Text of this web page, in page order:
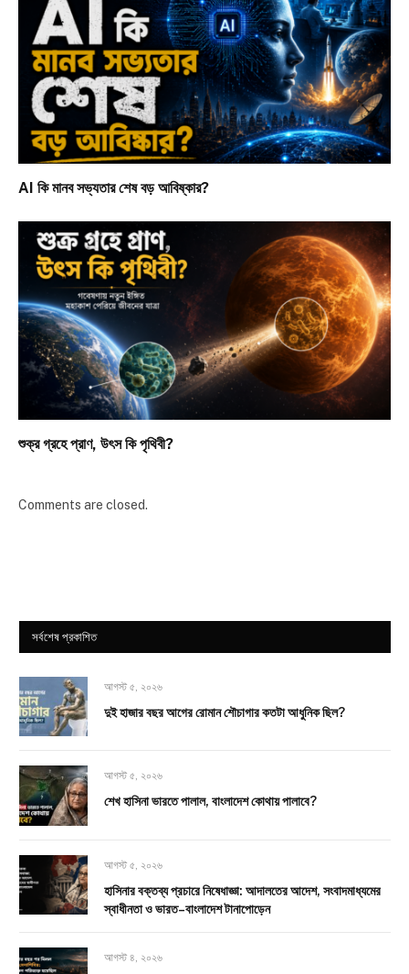
AI কি মানব সভ্যতার শেষ বড় আবিষ্কার?
শুক্র গ্রহে প্রাণ, উৎস কি পৃথিবী?
Comments are closed.
সর্বশেষ প্রকাশিত
আগস্ট ৫, ২০২৬
দুই হাজার বছর আগের রোমান শৌচাগার কতটা আধুনিক ছিল?
আগস্ট ৫, ২০২৬
শেখ হাসিনা ভারতে পালাল, বাংলাদেশ কোথায় পালাবে?
আগস্ট ৫, ২০২৬
হাসিনার বক্তব্য প্রচারে নিষেধাজ্ঞা: আদালতের আদেশ, সংবাদমাধ্যমের
স্বাধীনতা ও ভারত–বাংলাদেশ টানাপোড়েন
আগস্ট ৪, ২০২৬